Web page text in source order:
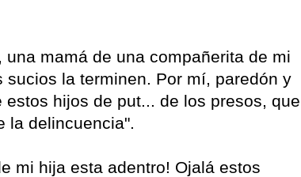
una mamá de una compañerita de mi
la terminen. Por mí, paredón y
hijos de put... de los presos, que
la delincuencia".
mi hija esta adentro! Ojalá estos